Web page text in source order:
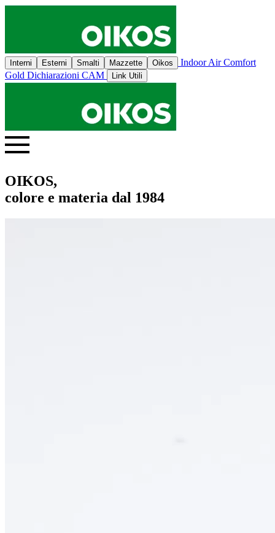
Interni Esterni Smalti Mazzette Oikos
Indoor Air Comfort
Gold Dichiarazioni CAM Link Utili
OIKOS,
colore e materia dal 1984